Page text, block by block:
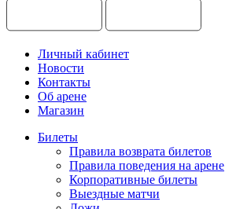
Личный кабинет
Новости
Контакты
Об арене
Магазин
Билеты
Правила возврата билетов
Правила поведения на арене
Корпоративные билеты
Выездные матчи